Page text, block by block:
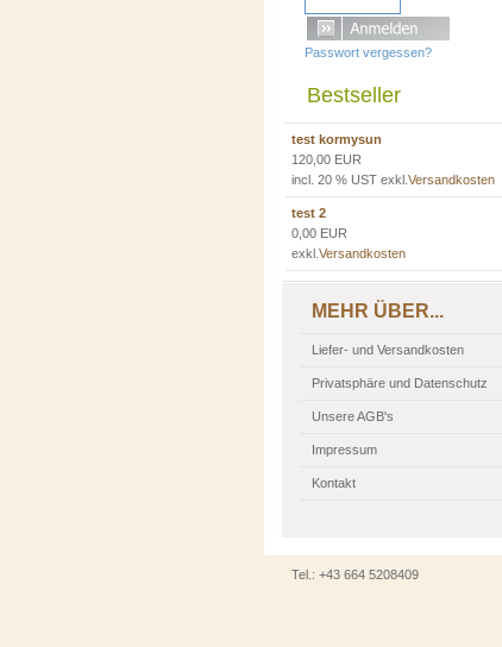
Passwort vergessen?
Bestseller
test kormysun
120,00 EUR
incl. 20 % UST exkl. Versandkosten
test 2
0,00 EUR
exkl. Versandkosten
MEHR ÜBER...
Liefer- und Versandkosten
Privatsphäre und Datenschutz
Unsere AGB's
Impressum
Kontakt
Tel.: +43 664 5208409